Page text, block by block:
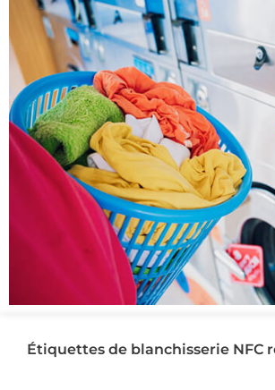
Étiquettes de blanchisserie NFC